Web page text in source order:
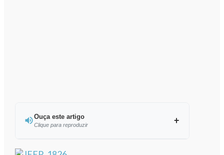
Ouça este artigo
Clique para reproduzir